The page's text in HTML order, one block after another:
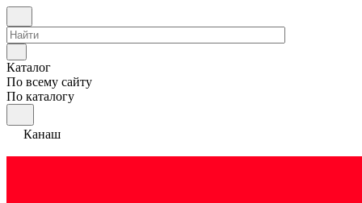
Каталог
По всему сайту
По каталогу
Канаш